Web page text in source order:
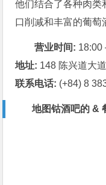
他们结合了各种肉类
口削减和丰富的葡萄
营业时间: 18:00
地址: 148 陈兴道大
联系电话: (+84) 8
地图钴酒吧的 &